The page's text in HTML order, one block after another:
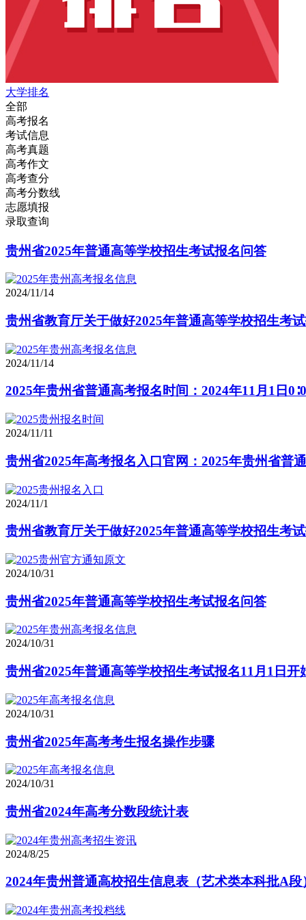
大学排名
全部
高考报名
考试信息
高考真题
高考作文
高考查分
高考分数线
志愿填报
录取查询
贵州省2025年普通高等学校招生考试报名问答
2024/11/14
贵州省教育厅关于做好2025年普通高等学校招生考
2024/11/14
2025年贵州省普通高考报名时间：2024年11月1日
2024/11/11
贵州省2025年高考报名入口官网：2025年贵州省普
2024/11/1
贵州省教育厅关于做好2025年普通高等学校招生考
2024/10/31
贵州省2025年普通高等学校招生考试报名问答
2024/10/31
贵州省2025年普通高等学校招生考试报名11月1日开
2024/10/31
贵州省2025年高考考生报名操作步骤
2024/10/31
贵州省2024年高考分数段统计表
2024/8/25
2024年贵州普通高校招生信息表（艺术类本科批A段